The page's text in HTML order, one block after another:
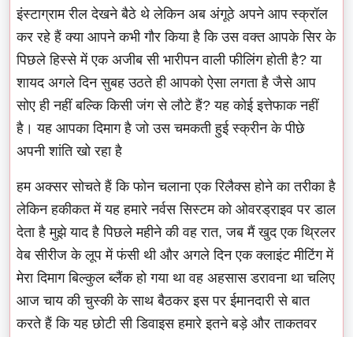
इंस्टाग्राम रील देखने बैठे थे लेकिन अब अंगूठे अपने आप स्क्रॉल
कर रहे हैं क्या आपने कभी गौर किया है कि उस वक्त आपके सिर के
पिछले हिस्से में एक अजीब सी भारीपन वाली फीलिंग होती है? या
शायद अगले दिन सुबह उठते ही आपको ऐसा लगता है जैसे आप
सोए ही नहीं बल्कि किसी जंग से लौटे हैं? यह कोई इत्तेफाक नहीं
है। यह आपका दिमाग है जो उस चमकती हुई स्क्रीन के पीछे
अपनी शांति खो रहा है
हम अक्सर सोचते हैं कि फोन चलाना एक रिलैक्स होने का तरीका है
लेकिन हकीकत में यह हमारे नर्वस सिस्टम को ओवरड्राइव पर डाल
देता है मुझे याद है पिछले महीने की वह रात, जब मैं खुद एक थ्रिलर
वेब सीरीज के लूप में फंसी थी और अगले दिन एक क्लाइंट मीटिंग में
मेरा दिमाग बिल्कुल ब्लैंक हो गया था वह अहसास डरावना था चलिए
आज चाय की चुस्की के साथ बैठकर इस पर ईमानदारी से बात
करते हैं कि यह छोटी सी डिवाइस हमारे इतने बड़े और ताकतवर